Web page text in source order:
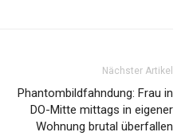
Nächster Artikel
Phantombildfahndung: Frau in
DO-Mitte mittags in eigener
Wohnung brutal überfallen